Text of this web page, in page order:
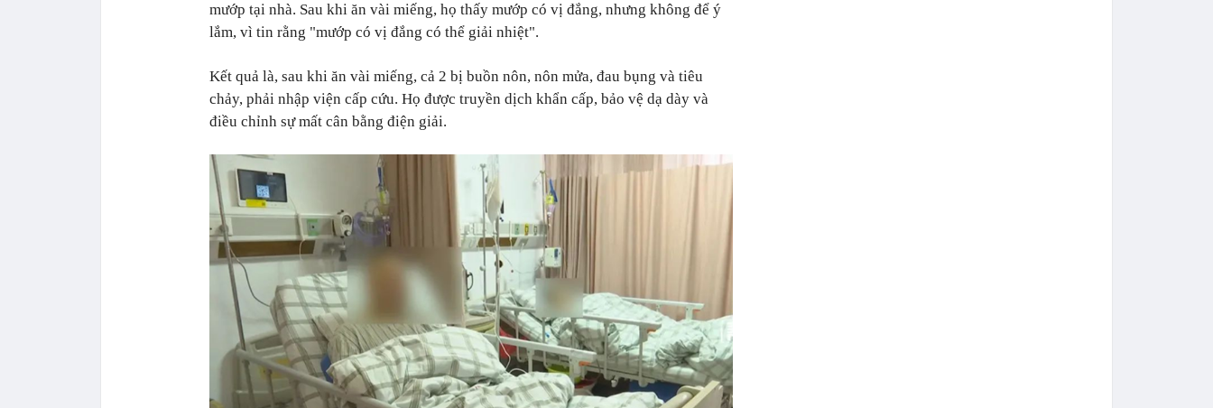
mướp tại nhà. Sau khi ăn vài miếng, họ thấy mướp có vị đắng, nhưng không để ý
lắm, vì tin rằng "mướp có vị đắng có thể giải nhiệt".
Kết quả là, sau khi ăn vài miếng, cả 2 bị buồn nôn, nôn mửa, đau bụng và tiêu
chảy, phải nhập viện cấp cứu. Họ được truyền dịch khẩn cấp, bảo vệ dạ dày và
điều chỉnh sự mất cân bằng điện giải.